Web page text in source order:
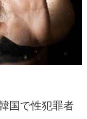
国で性犯罪者